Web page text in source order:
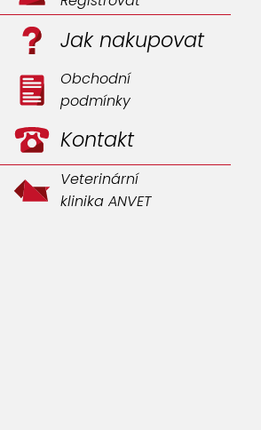
Jak nakupovat
Obchodní
podmínky
Kontakt
Veterinární
klinika ANVET